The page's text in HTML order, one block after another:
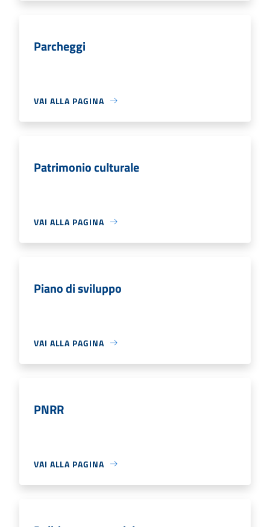
Parcheggi
VAI ALLA PAGINA
Patrimonio culturale
VAI ALLA PAGINA
Piano di sviluppo
VAI ALLA PAGINA
PNRR
VAI ALLA PAGINA